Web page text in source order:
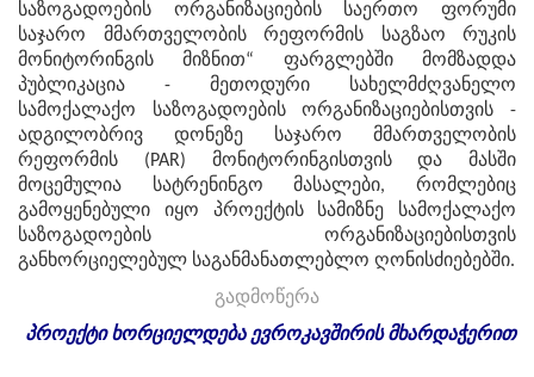
საზოგადოების ორგანიზაციების საერთო ფორუმი
საჯარო მმართველობის რეფორმის საგზაო რუკის
მონიტორინგის მიზნით“ ფარგლებში მომზადდა
პუბლიკაცია - მეთოდური სახელმძღვანელო
სამოქალაქო საზოგადოების ორგანიზაციებისთვის -
ადგილობრივ დონეზე საჯარო მმართველობის
რეფორმის (PAR) მონიტორინგისთვის და მასში
მოცემულია სატრენინგო მასალები, რომლებიც
გამოყენებული იყო პროექტის სამიზნე სამოქალაქო
საზოგადოების ორგანიზაციებისთვის
განხორციელებულ საგანმანათლებლო ღონისძიებებში.
გადმოწერა
პროექტი ხორციელდება ევროკავშირის მხარდაჭერით